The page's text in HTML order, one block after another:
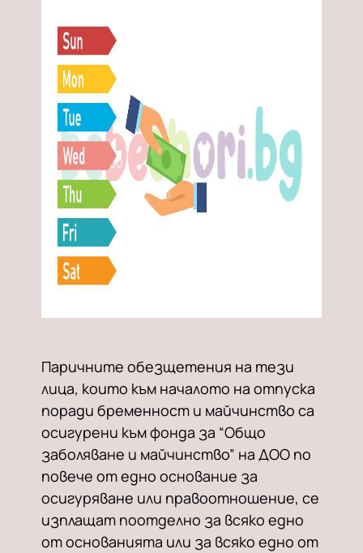
Паричните обезщетения на тези
лица, които към началото на отпуска
поради бременност и майчинство са
осигурени към фонда за “Общо
заболяване и майчинство” на ДОО по
повече от едно основание за
осигуряване или правоотношение, се
изплащат поотделно за всяко едно
от основанията или за всяко едно от